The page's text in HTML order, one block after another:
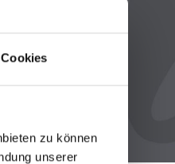
zu können
unserer